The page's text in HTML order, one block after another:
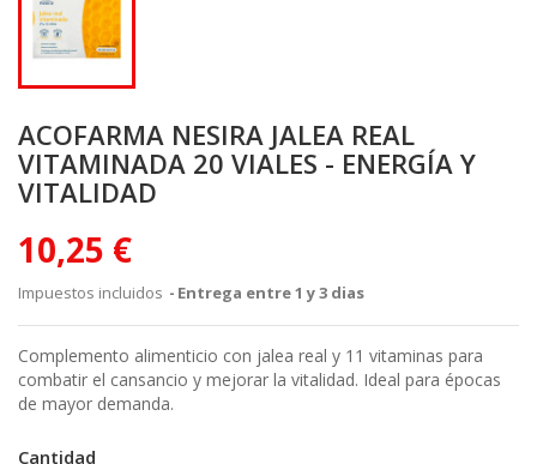
ACOFARMA NESIRA JALEA REAL
VITAMINADA 20 VIALES - ENERGÍA Y
VITALIDAD
10,25 €
Impuestos incluidos Entrega entre 1 y 3 dias
Complemento alimenticio con jalea real y 11 vitaminas para
combatir el cansancio y mejorar la vitalidad. Ideal para épocas
de mayor demanda.
Cantidad